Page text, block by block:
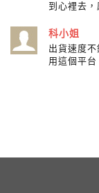
到心裡去
科小姐
出貨速度
用這個平台